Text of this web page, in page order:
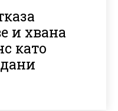
и хвана
като